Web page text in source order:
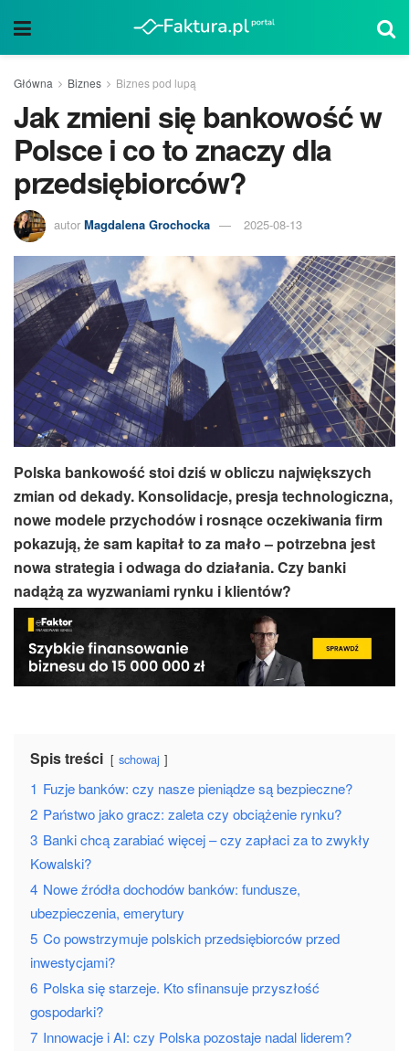
Główna Biznes Biznes pod lupą
Jak zmieni się bankowość w
Polsce i co to znaczy dla
przedsiębiorców?
autor Magdalena Grochocka 2025-08-13
Polska bankowość stoi dziś w obliczu największych
zmian od dekady. Konsolidacje, presja technologiczna,
nowe modele przychodów i rosnące oczekiwania firm
pokazują, że sam kapitał to za mało – potrzebna jest
nowa strategia i odwaga do działania. Czy banki
nadążą za wyzwaniami rynku i klientów?
Spis treści schowaj
1 Fuzje banków: czy nasze pieniądze są bezpieczne?
2 Państwo jako gracz: zaleta czy obciążenie rynku?
3 Banki chcą zarabiać więcej – czy zapłaci za to zwykły
Kowalski?
4 Nowe źródła dochodów banków: fundusze,
ubezpieczenia, emerytury
5 Co powstrzymuje polskich przedsiębiorców przed
inwestycjami?
6 Polska się starzeje. Kto sfinansuje przyszłość
gospodarki?
7 Innowacje i AI: czy Polska pozostaje nadal liderem?